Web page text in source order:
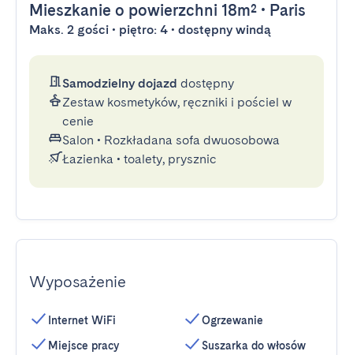
Mieszkanie o powierzchni 18m² • Paris
Maks. 2 gości • piętro: 4 • dostępny windą
Samodzielny dojazd dostępny
Zestaw kosmetyków, ręczniki i pościel w
cenie
Salon • Rozkładana sofa dwuosobowa
Łazienka • toalety, prysznic
Wyposażenie
Internet WiFi
Miejsce pracy
Ogrzewanie
Suszarka do włosów